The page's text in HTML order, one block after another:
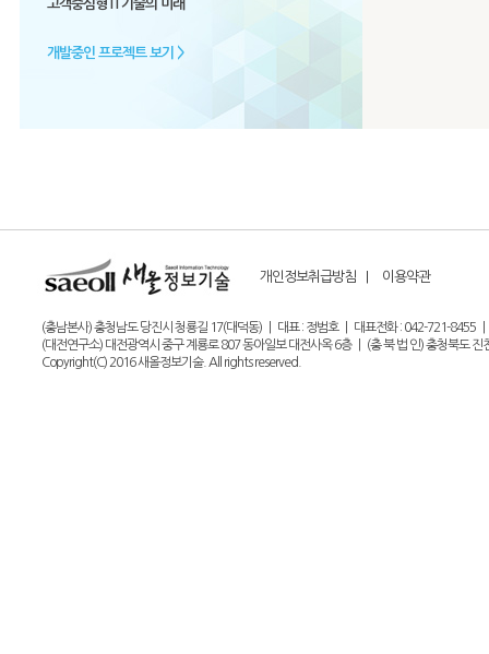
고객중심형 IT기술의 미래
개발중인 프로젝트 보기 >
개인정보취급방침 | 이용약관
(충남본사) 충청남도 당진시 청룡길 17(대덕동) | 대표 : 정범호 | 대표전화 : 042-721-
(대전연구소) 대전광역시 중구 계룡로 807 동아일보 대전사옥 6층 | (충 북 법 인) 충청북도
Copyright(C) 2016 새올정보기술. All rights reserved.